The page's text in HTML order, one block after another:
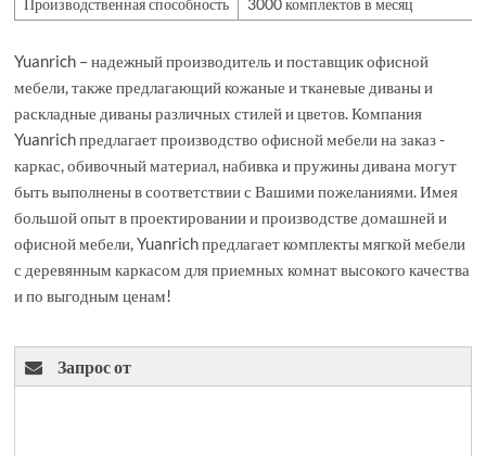
Yuanrich – надежный производитель и поставщик офисной
мебели, также предлагающий кожаные и тканевые диваны и
раскладные диваны различных стилей и цветов. Компания
Yuanrich предлагает производство офисной мебели на заказ -
каркас, обивочный материал, набивка и пружины дивана могут
быть выполнены в соответствии с Вашими пожеланиями. Имея
большой опыт в проектировании и производстве домашней и
офисной мебели, Yuanrich предлагает комплекты мягкой мебели
с деревянным каркасом для приемных комнат высокого качества
и по выгодным ценам!
Запрос от